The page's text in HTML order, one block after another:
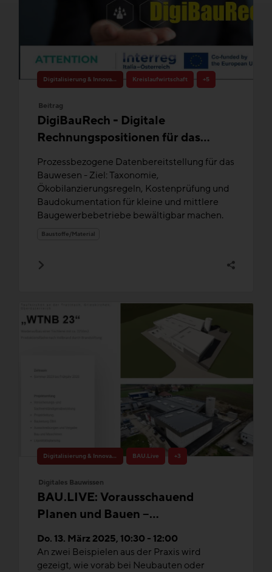
Digitalisierung & Innovation Kreislaufwirtschaft +5
Beitrag
DigiBauRech - Digitale
Rechnungspositionen für das
Bauwesen
Prozessbezogene Datenbereitstellung für das
Bauwesen - Ziel: Taxonomie,
Ökobilanzierungsregeln, Kostenprüfung und
Baudokumentation für kleine und mittlere
Baugewerbebetriebe bewältigbar machen.
Baustoffe/Material
Digitalisierung & Innovation BAU.Live +3
Digitales Bauwissen
BAU.LIVE: Vorausschauend
Planen und Bauen –
Nachhaltigkeit und Kosten in
Einklang bringen
Do. 13. März 2025, 10:30 - 12:00
An zwei Beispielen aus der Praxis wird
gezeigt, wie vorab bei Neubauten oder